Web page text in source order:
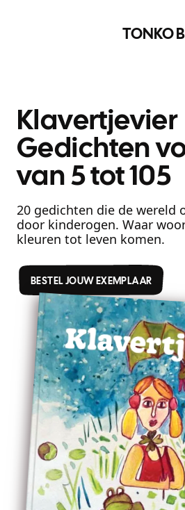
TONKO
Klavertjevier
Gedichten
van 5 tot 105
20 gedichten die de wereld
door kinderogen. Waar
kleuren tot leven komen.
BESTEL JOUW EXEMPLAAR